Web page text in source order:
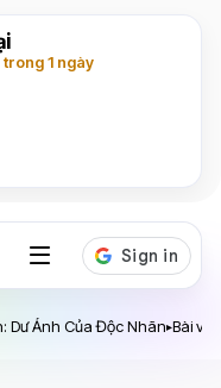
1 ngày
Dư Ảnh Của Độc Nhãn▸Bài viết